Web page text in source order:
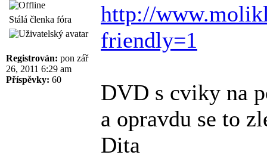
Stálá členka fóra
Registrován: pon zář
26, 2011 6:29 am
Příspěvky: 60
http://
friendly=1
DVD s cviky na
a opravdu se to
Dita